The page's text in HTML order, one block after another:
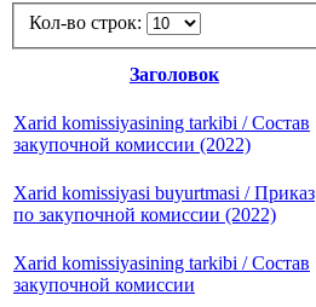
Кол-во строк:
Заголовок
Xarid komissiyasining tarkibi / Состав
закупочной комиссии (2022)
Xarid komissiyasi buyurtmasi / Приказ
по закупочной комиссии (2022)
Xarid komissiyasining tarkibi / Состав
закупочной комиссии